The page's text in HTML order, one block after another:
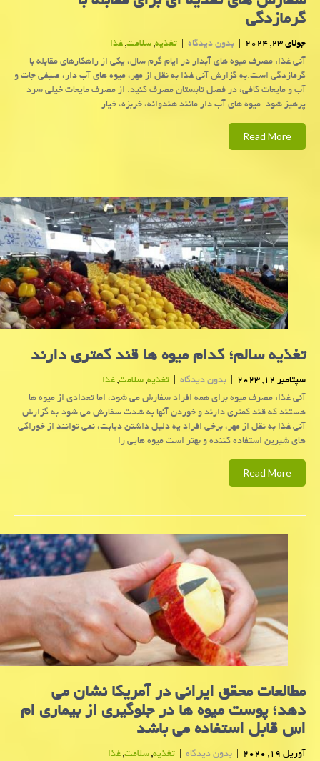
گرمازدگی
جولای 23, 2024 | بدون دیدگاه | تغذیه,سلامت,غذا
آنی غذا: مصرف میوه های آبدار در ایام گرم سال، یکی از راهکارهای مقابله با
گرمازدگی است.به گزارش آنی غذا به نقل از مهر، میوه های آب دار، صیفی جات و
آب و مایعات کافی، در فصل تابستان مصرف کنید. از مصرف مایعات خیلی سرد
پرهیز شود. میوه های آب دار مانند هندوانه، خربزه، خیار
Read More
تغذیه سالم؛ کدام میوه ها قند کمتری دارند
سپتامبر 12, 2023 | بدون دیدگاه | تغذیه,سلامت,غذا
آنی غذا: مصرف میوه برای همه افراد سفارش می شود، اما تعدادی از میوه ها
هستند که قند کمتری دارند و خوردن آنها به شدت سفارش می شود.به گزارش
آنی غذا به نقل از مهر، برخی افراد یه دلیل داشتن دیابت، نمی توانند از خوراکی
های شیرین استفاده کننده و بهتر است میوه هایی را
Read More
مطالعات محقق ایرانی در آمریكا نشان می
دهد؛ پوست میوه ها در جلوگیری از بیماری ام
اس قابل استفاده می باشد
آوریل 19, 2020 | بدون دیدگاه | تغذیه,سلامت,غذا